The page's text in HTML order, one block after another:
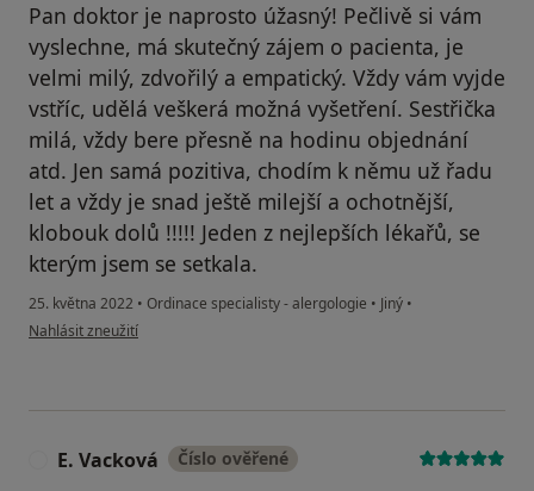
Pan doktor je naprosto úžasný! Pečlivě si vám
vyslechne, má skutečný zájem o pacienta, je
velmi milý, zdvořilý a empatický. Vždy vám vyjde
vstříc, udělá veškerá možná vyšetření. Sestřička
milá, vždy bere přesně na hodinu objednání
atd. Jen samá pozitiva, chodím k němu už řadu
let a vždy je snad ještě milejší a ochotnější,
klobouk dolů !!!!! Jeden z nejlepších lékařů, se
kterým jsem se setkala.
25. května 2022 • Ordinace specialisty - alergologie • Jiný •
podle názoru uživatele Markéta K.
Nahlásit zneužití
E. Vacková Číslo ověřené